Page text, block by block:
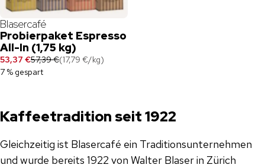
Blasercafé
Probierpaket Espresso
All-In (1,75 kg)
53,37 €57,39 €(17,79 €/kg)
7 % gespart
Kaffeetradition seit 1922
Gleichzeitig ist Blasercafé ein Traditionsunternehmen
und wurde bereits 1922 von Walter Blaser in Zürich